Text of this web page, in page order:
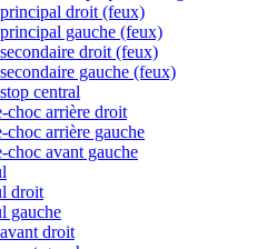
droit (feux)
gauche (feux)
droit (feux)
gauche (feux)
central
choc arrière droit
choc arrière gauche
choc avant gauche
droit
gauche
droit